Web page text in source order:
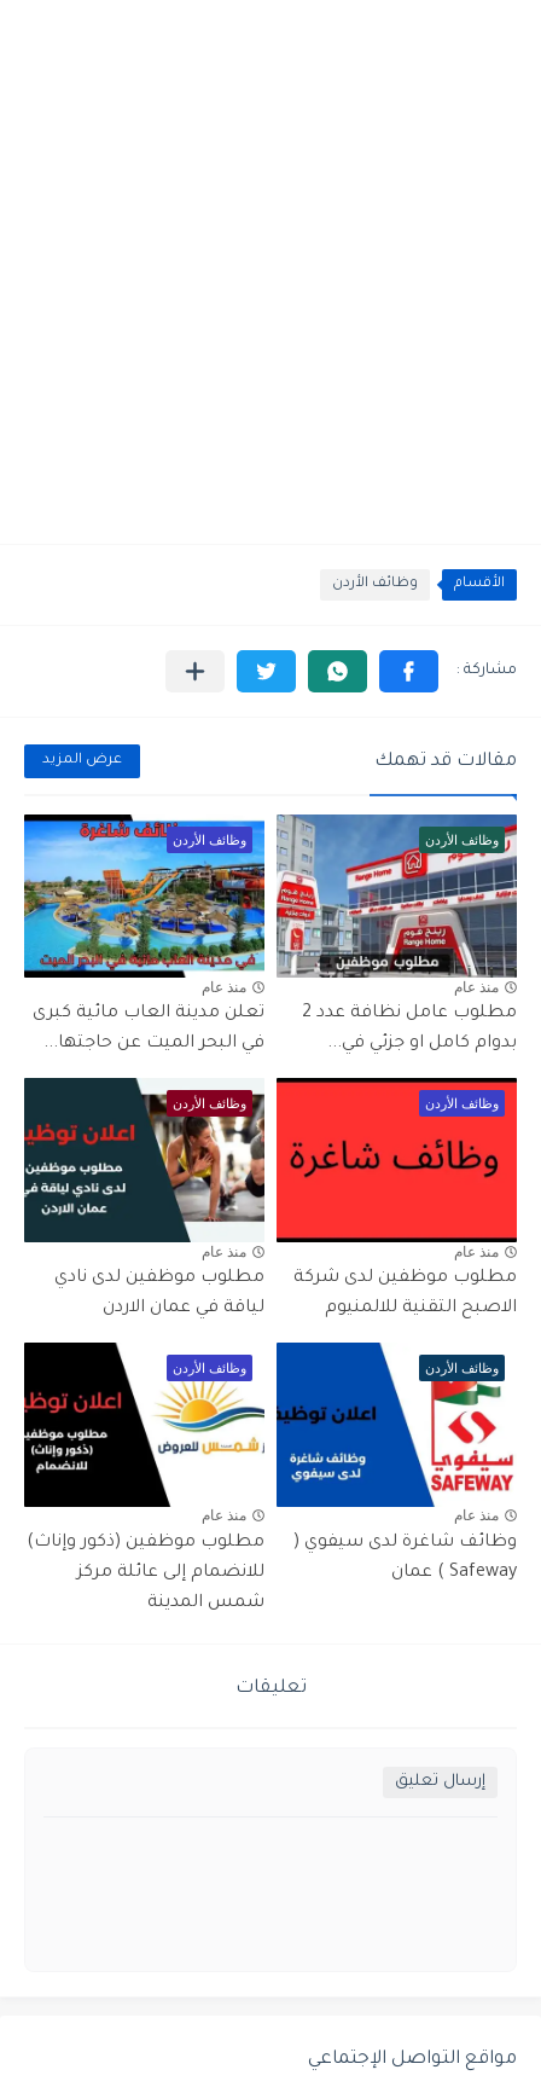
الأقسام وظائف الأردن
مقالات قد تهمك عرض المزيد
وظائف الأردن
منذ عام
مطلوب عامل نظافة عدد 2
بدوام كامل او جزئي في...
وظائف الأردن
منذ عام
تعلن مدينة العاب مائية كبرى
في البحر الميت عن حاجتها...
وظائف الأردن
منذ عام
مطلوب موظفين لدى شركة
الاصبح التقنية للالمنيوم
وظائف الأردن
منذ عام
مطلوب موظفين لدى نادي
لياقة في عمان الاردن
وظائف الأردن
منذ عام
وظائف شاغرة لدى سيفوي (
Safeway ) عمان
وظائف الأردن
منذ عام
مطلوب موظفين (ذكور وإناث)
للانضمام إلى عائلة مركز
شمس المدينة
تعليقات
إرسال تعليق
مواقع التواصل الإجتماعي